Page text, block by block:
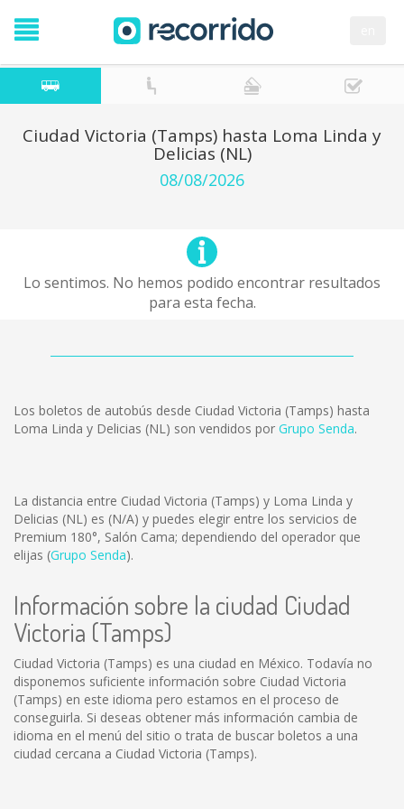
Ciudad Victoria (Tamps) hasta Loma Linda y
Delicias (NL)
08/08/2026
Lo sentimos. No hemos podido encontrar resultados
para esta fecha.
Los boletos de autobús desde Ciudad Victoria (Tamps) hasta
Loma Linda y Delicias (NL) son vendidos por Grupo Senda.
La distancia entre Ciudad Victoria (Tamps) y Loma Linda y
Delicias (NL) es (N/A) y puedes elegir entre los servicios de
Premium 180°, Salón Cama; dependiendo del operador que
elijas (Grupo Senda).
Información sobre la ciudad Ciudad
Victoria (Tamps)
Ciudad Victoria (Tamps) es una ciudad en México. Todavía no
disponemos suficiente información sobre Ciudad Victoria
(Tamps) en este idioma pero estamos en el proceso de
conseguirla. Si deseas obtener más información cambia de
idioma en el menú del sitio o trata de buscar boletos a una
ciudad cercana a Ciudad Victoria (Tamps).